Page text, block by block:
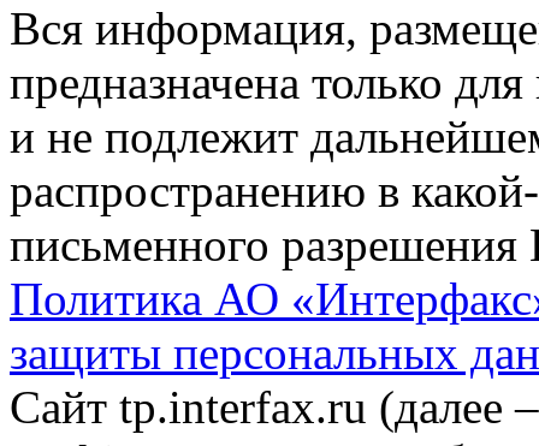
Вся информация,
предназначена только
и не подлежит
распространению в
письменного разрешения
Политика АО
защиты персональных
Сайт tp.interfax.ru (далее